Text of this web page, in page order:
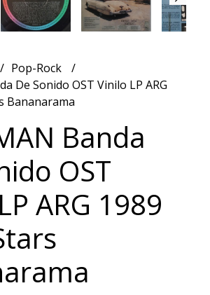
Pop-Rock
De Sonido OST Vinilo LP ARG
Bananarama
Banda
OST
ARG 1989